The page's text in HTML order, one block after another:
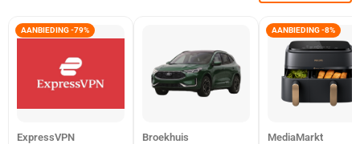
AANBIEDING -79%
ExpressVPN Broekhuis
AANBIEDING -8%
MediaMarkt